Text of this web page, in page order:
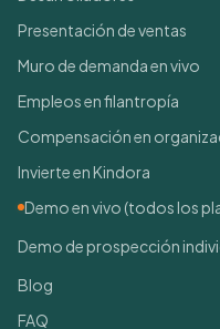
Presentación de ventas
Muro de demanda en vivo
Empleos en filantropía
Compensación en
Invierte en Kindora
Demo en vivo (todos los
Demo de prospección
Blog
FAQ